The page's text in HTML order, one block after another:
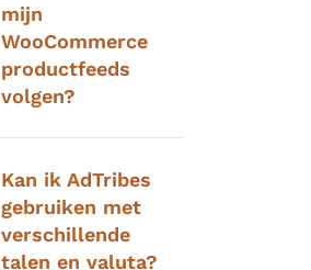
mijn
WooCommerce
productfeeds
volgen?
Kan ik AdTribes
gebruiken met
verschillende
talen en valuta?